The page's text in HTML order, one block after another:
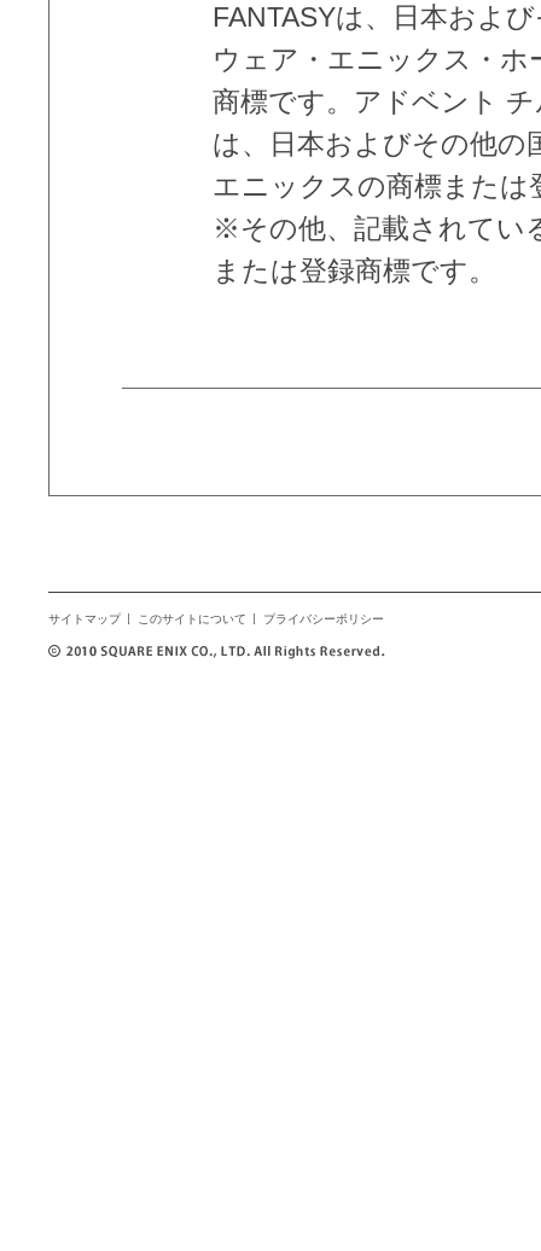
FANTASYは、日本およ
ウェア・エニックス・
商標です。アドベント
は、日本およびその他の
エニックスの商標または
※その他、記載されてい
または登録商標です。
サイトマップ このサイトについて プライバシーポリシー